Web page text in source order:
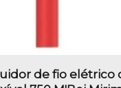
de fio elétrico